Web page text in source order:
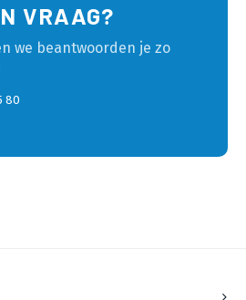
VRAAG?
we beantwoorden je zo
80